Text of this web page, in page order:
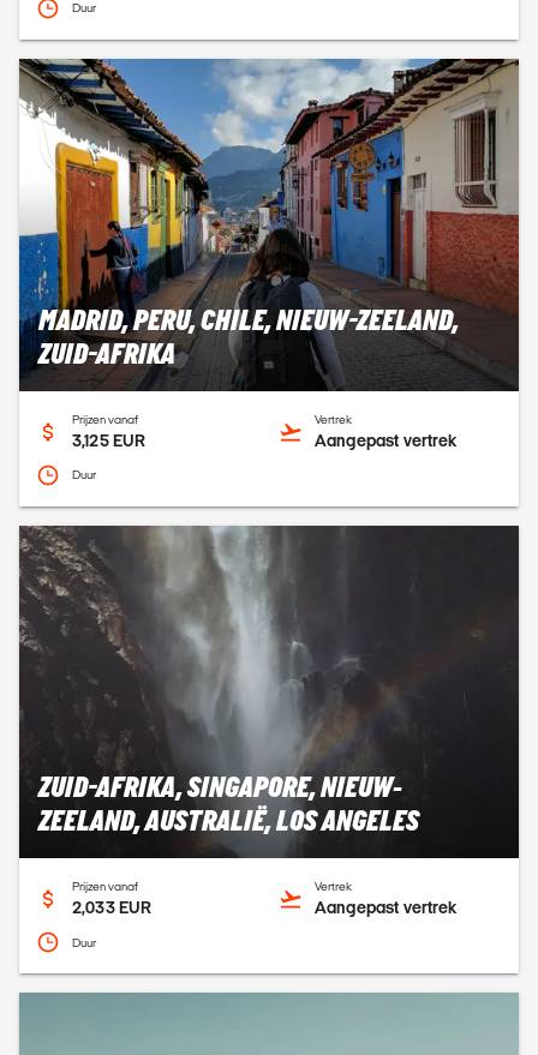
Duur
MADRID, PERU, CHILE, NIEUW-ZEELAND,
ZUID-AFRIKA
Prijzen vanaf
3,125 EUR
Duur
Vertrek
Aangepast vertrek
ZUID-AFRIKA, SINGAPORE, NIEUW-
ZEELAND, AUSTRALIË, LOS ANGELES
Prijzen vanaf
2,033 EUR
Duur
Vertrek
Aangepast vertrek